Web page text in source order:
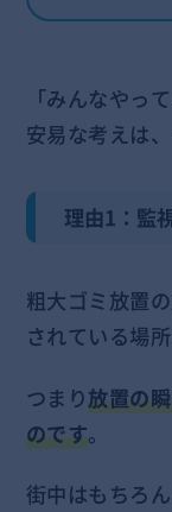
「みんなやっ
安易な考えは
理由1：監
粗大ゴミ放置
されている場
つまり放置の
のです。
街中はもちろ